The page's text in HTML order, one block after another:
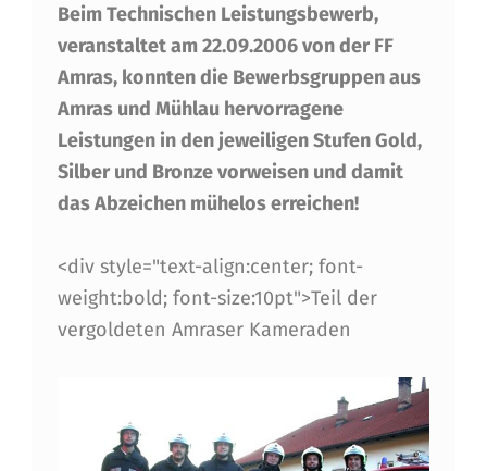
D
F
Ü
R
A
M
R
A
S
Beim Technischen Leistungsbewerb,
veranstaltet am 22.09.2006 von der FF
Amras, konnten die Bewerbsgruppen aus
Amras und Mühlau hervorragene
Leistungen in den jeweiligen Stufen Gold,
Silber und Bronze vorweisen und damit
das Abzeichen mühelos erreichen!
<div style="text-align:center; font-
weight:bold; font-size:10pt">Teil der
vergoldeten Amraser Kameraden